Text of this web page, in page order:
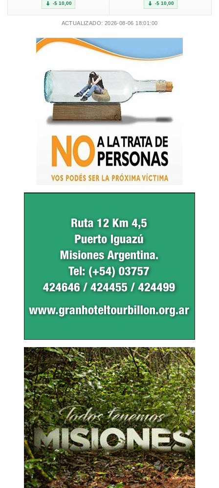
-$ 10,00 -$ 10,00
ACTUALIZADO: 2026-08-06 18:01:00